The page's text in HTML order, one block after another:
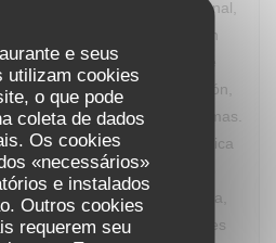
e seus
utilizam cookies
o que pode
coleta de dados
Os cookies
«necessários»
e instalados
Outros cookies
requerem seu
de la cocina internacional,
de investigación y pasión
plato es acompañada de
los ingredientes y elaboración,
los múltiples sabores y aromas.
revisité” una crema clásica
y con la coliflor como
un guiño a Mauritania,
de foie gras y calamares